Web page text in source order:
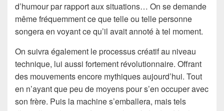
d’humour par rapport aux situations… On se demande
même fréquemment ce que telle ou telle personne
songera en voyant ce qu’il avait annoté à tel moment.
On suivra également le processus créatif au niveau
technique, lui aussi fortement révolutionnaire. Offrant
des mouvements encore mythiques aujourd’hui. Tout
en n’ayant que peu de moyens pour s’en occuper avec
son frère. Puis la machine s’emballera, mais tels